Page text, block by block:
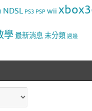
NDSL PS3 PSP wii
學 最新消息 未分類 週邊